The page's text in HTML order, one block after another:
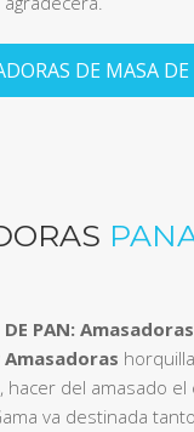
DE MASA
DE PAN:
Amasadoras
hacer del amasado
va destinada